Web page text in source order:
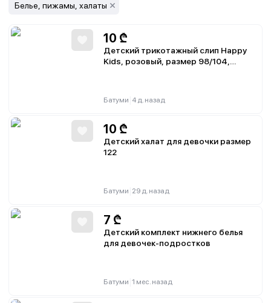
Белье, пижамы, халаты
10 ₾
Детский трикотажный слип Happy
Kids, розовый, размер 98/104,
Батуми 4 д. назад
10 ₾
Детский халат для девочки размер
122
Батуми 29 д. назад
7 ₾
Детский комплект нижнего белья
для девочек-подростков
Батуми 1 мес. назад